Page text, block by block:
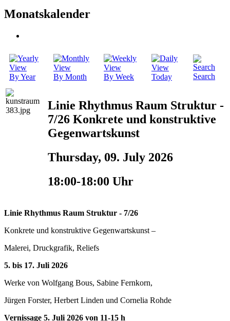
Monatskalender
By Year By Month By Week Today Search
Linie Rhythmus Raum Struktur -
7/26 Konkrete und konstruktive
Gegenwartskunst
Thursday, 09. July 2026
18:00-18:00 Uhr
Linie Rhythmus Raum Struktur - 7/26
Konkrete und konstruktive Gegenwartskunst –
Malerei, Druckgrafik, Reliefs
5. bis 17. Juli 2026
Werke von Wolfgang Bous, Sabine Fernkorn,
Jürgen Forster, Herbert Linden und Cornelia Rohde
Vernissage 5. Juli 2026 von 11-15 h